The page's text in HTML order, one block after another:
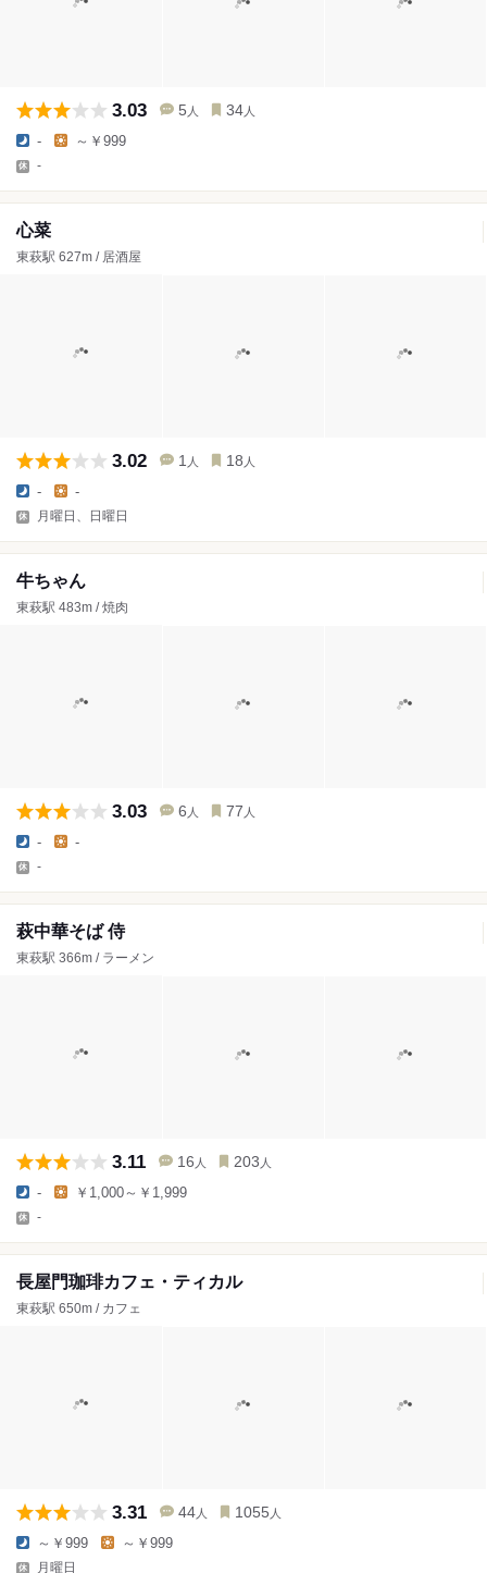
3.03 5 人 34 人
- ～￥999
-
心菜
東萩駅 627m / 居酒屋
3.02 1 人 18 人
- -
月曜日、日曜日
牛ちゃん
東萩駅 483m / 焼肉
3.03 6 人 77 人
- -
-
萩中華そば 侍
東萩駅 366m / ラーメン
3.11 16 人 203 人
- ￥1,000～￥1,999
-
長屋門珈琲カフェ・ティカル
東萩駅 650m / カフェ
3.31 44 人 1055 人
～￥999 ～￥999
月曜日